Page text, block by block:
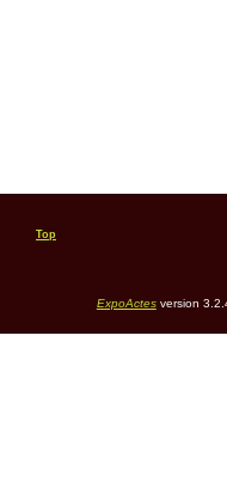
Top
ExpoActesversion